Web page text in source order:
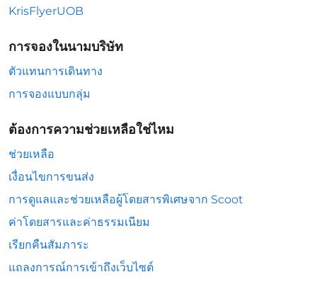
KrisFlyerUOB
การจองในนามบริษัท
ตัวแทนการเดินทาง
การจองแบบกลุ่ม
ต้องการความช่วยเหลือใช่ไหม
ช่วยเหลือ
เงื่อนไขการขนส่ง
การดูแลและช่วยเหลือผู้โดยสารพิเศษจาก Scoot
ค่าโดยสารและค่าธรรมเนียม
เรียกคืนสัมภาระ
แถลงการณ์การเข้าถึงเว็บไซต์